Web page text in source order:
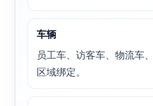
车辆
员工车、访客车、物流车
区域绑定。